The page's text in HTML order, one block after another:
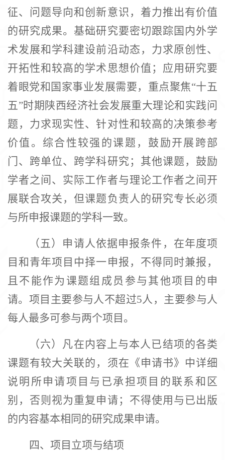
征、问题导向和创新意识，着力推出有价值
的研究成果。基础研究要密切跟踪国内外学
术发展和学科建设前沿动态，力求原创性、
开拓性和较高的学术思想价值；应用研究要
着眼党和国家事业发展需要，重点聚焦“十五
五”时期陕西经济社会发展重大理论和实践问
题，力求现实性、针对性和较高的决策参考
价值。综合性较强的课题，鼓励开展跨部
门、跨单位、跨学科研究；其他课题，鼓励
学者之间、实际工作者与理论工作者之间开
展联合攻关，但课题负责人的研究专长必须
与所申报课题的学科一致。
（五）申请人依据申报条件，在年度项
目和青年项目中择一申报，不得同时兼报，
且不能作为课题组成员参与其他项目的申
请。项目主要参与人不超过5人，主要参与人
每人最多可参与两个项目。
（六）凡在内容上与本人已结项的各类
课题有较大关联的，须在《申请书》中详细
说明所申请项目与已承担项目的联系和区
别，否则视为重复申请；不得使用与已出版
的内容基本相同的研究成果申请。
四、 项目立项与结项